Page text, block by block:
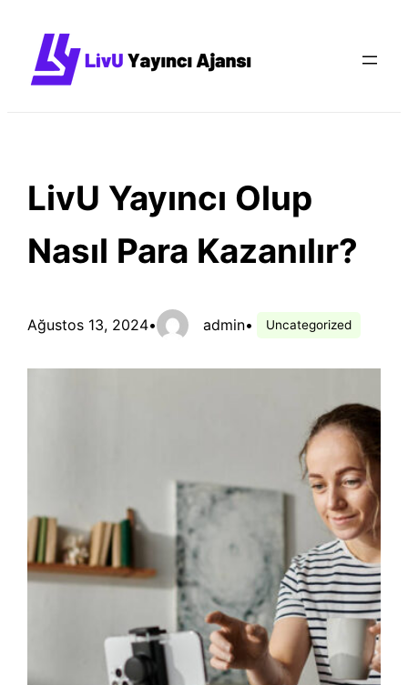
LivU Yayıncı Olup
Nasıl Para Kazanılır?
Ağustos 13, 2024• admin• Uncategorized